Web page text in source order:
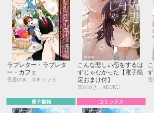
ラブレター・ラブレタ
ー・カフェ
雪居ゆき、幸知サライ
こんな悲しい恋をするは
ずじゃなかった【電子限
定おまけ付】
雪居ゆき、ARUKU
雪
電子書籍 コミックス